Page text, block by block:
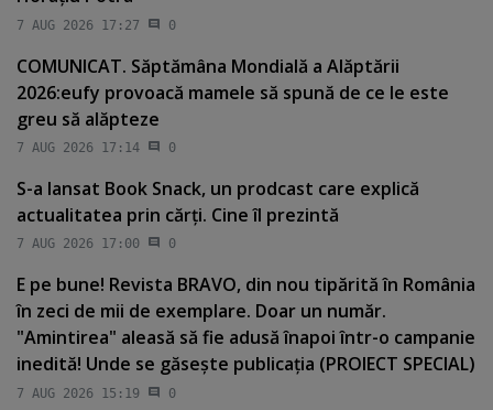
7 AUG 2026 17:27 0
COMUNICAT. Săptămâna Mondială a Alăptării
2026:eufy provoacă mamele să spună de ce le este
greu să alăpteze
7 AUG 2026 17:14 0
S-a lansat Book Snack, un prodcast care explică
actualitatea prin cărţi. Cine îl prezintă
7 AUG 2026 17:00 0
E pe bune! Revista BRAVO, din nou tipărită în România
în zeci de mii de exemplare. Doar un număr.
"Amintirea" aleasă să fie adusă înapoi într-o campanie
inedită! Unde se găseşte publicaţia (PROIECT SPECIAL)
7 AUG 2026 15:19 0